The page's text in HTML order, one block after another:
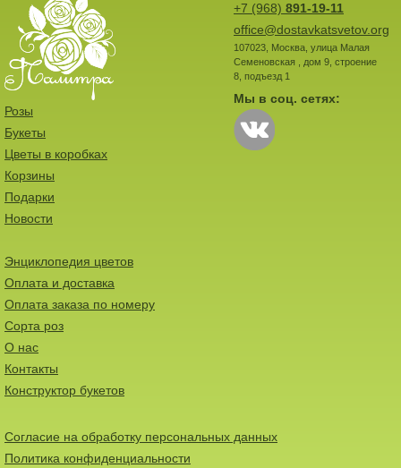
+7 (968) 891-19-11
office@dostavkatsvetov.org
107023, Москва, улица Малая
Семеновская , дом 9, строение
8, подъезд 1
Мы в соц. сетях:
Розы
Букеты
Цветы в коробках
Корзины
Подарки
Новости
Энциклопедия цветов
Оплата и доставка
Оплата заказа по номеру
Сорта роз
О нас
Контакты
Конструктор букетов
Согласие на обработку персональных данных
Политика конфиденциальности